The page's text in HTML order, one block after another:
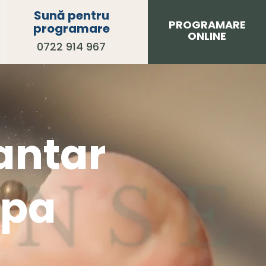
Sună pentru
programare
0722 914 967
PROGRAMARE
ONLINE